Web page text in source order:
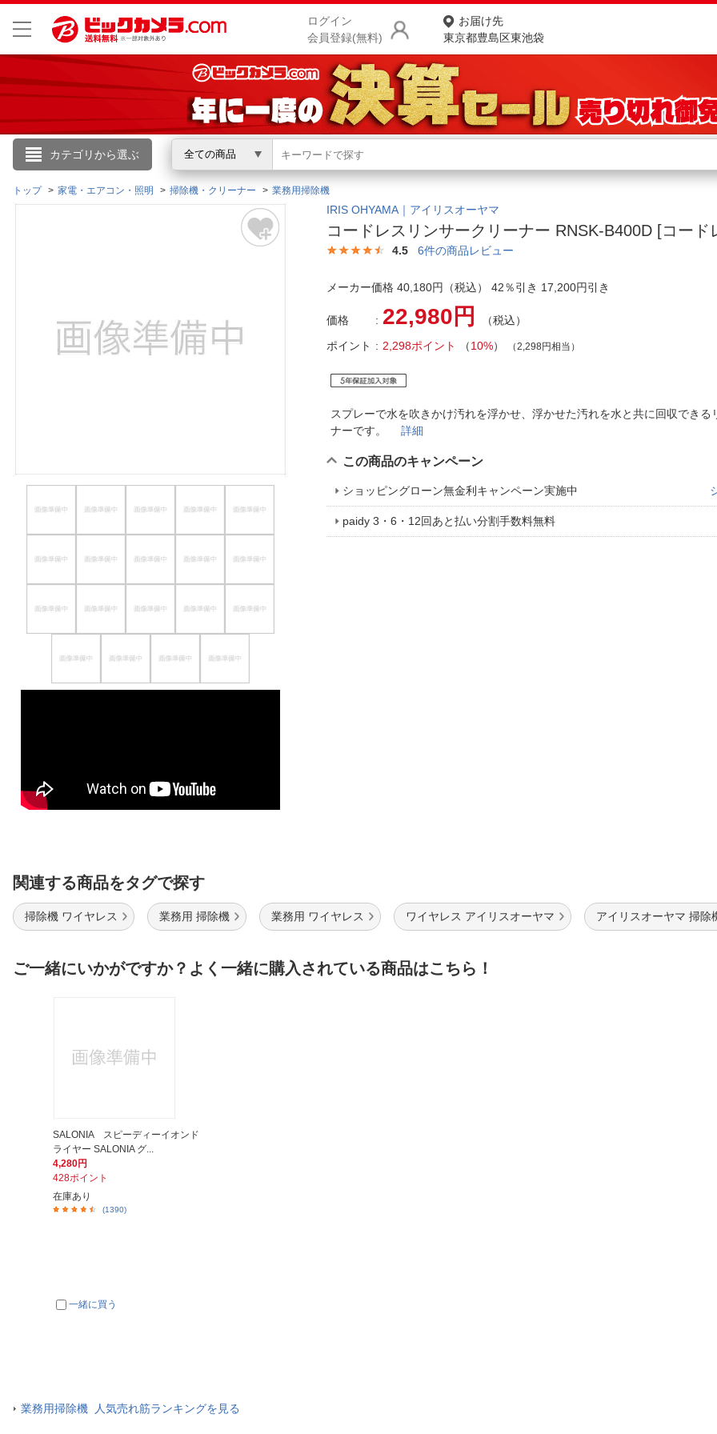
ログイン
会員登録(無料)
お届け先
東京都豊島区東池袋
カテゴリから選ぶ 全ての商品
こんにちは
ログイン
閲覧履歴
商品をさがす
ランキングからさがす
カテゴリ一覧からさがす
お客様サポート
トップ 家電・エアコン・照明 掃除機・クリーナー 業務用掃除機
IRIS OHYAMA｜アイリスオーヤマ
コードレスリンサークリーナー RNSK-B400D [コード
4.5 6件の商品レビュー
メーカー価格 40,180円（税込） 42％引き 17,200円引き
価格 22,980円
（税込）
ポイント
2,298ポイント （10%） （2,298円相当）
スプレーで水を吹きかけ汚れを浮かせ、浮かせた汚れを水と共に回収できる
ナーです。詳細
この商品のキャンペーン
ショッピングローン無金利キャンペーン実施中
paidy 3・6・12回あと払い分割手数料無料
関連する商品をタグで探す
掃除機 ワイヤレス 業務用 掃除機 業務用 ワイヤレス ワイヤレス アイリスオーヤマ アイリスオーヤマ 掃除
ご一緒にいかがですか？よく一緒に購入されている商品はこちら！
SALONIA スピーディーイオンド
ライヤー SALONIA グ...
4,280円
428ポイント
在庫あり
(1390)
一緒に買う
業務用掃除機 人気売れ筋ランキングを見る